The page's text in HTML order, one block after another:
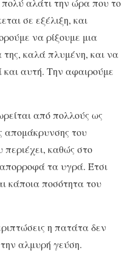
αλάτι την ώρα που το
σε εξέλιξη, και
να ρίξουμε μια
καλά πλυμένη, και να
και αυτή. Την αφαιρούμε
από πολλούς ως
απομάκρυνσης του
καθώς στο
απορροφά τα υγρά. Έτσι
κάποια ποσότητα του
η πατάτα δεν
την αλμυρή γεύση.